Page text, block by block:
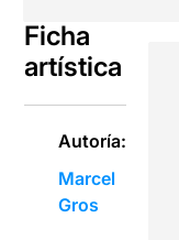
Ficha
artística
Autoría:
Marcel
Gros